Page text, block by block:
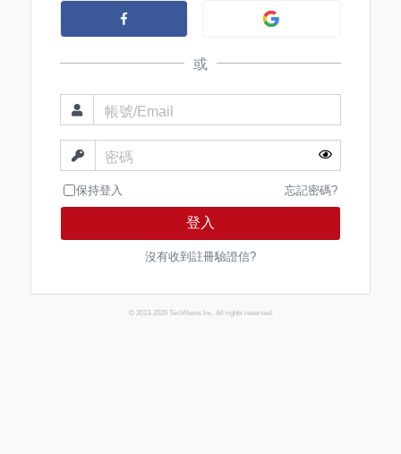
或
帳號/Email
密碼
保持登入 忘記密碼?
登入
沒有收到註冊驗證信?
© 2013-2026 TechNews Inc. All rights reserved.